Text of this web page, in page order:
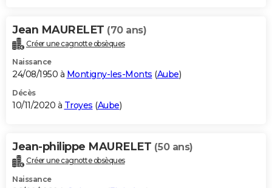
Jean MAURELET (70 ans)
Créer une cagnotte obsèques
Naissance
24/08/1950 à Montigny-les-Monts (Aube)
Décès
10/11/2020 à Troyes (Aube)
Jean-philippe MAURELET (50 ans)
Créer une cagnotte obsèques
Naissance